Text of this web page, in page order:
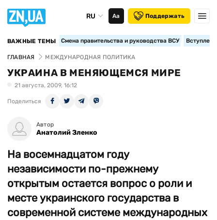
RU Аа Поддержать
ВАЖНЫЕ ТЕМЫ Смена правительства и руководства ВСУ
ГЛАВНАЯ МЕЖДУНАРОДНАЯ ПОЛИТИКА
УКРАИНА В МЕНЯЮЩЕМСЯ МИРЕ
21 августа, 2009, 16:12
Поделиться
Автор
Анатолий Зленко
На восемнадцатом году
независимости по-прежнему
открытым остается вопрос о роли и
месте украинского государства в
современной системе международных